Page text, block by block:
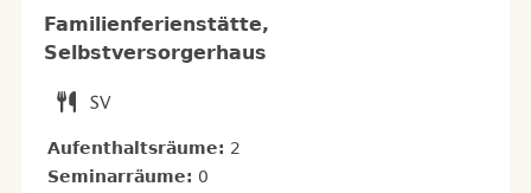
Familienferienstätte,
Selbstversorgerhaus
Aufenthaltsräume: 2
Seminarräume: 0